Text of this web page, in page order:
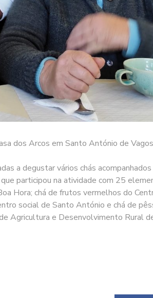
dos Arcos em Santo António de
a degustar vários chás
participou na atividade com 25
Hora; chá de frutos vermelhos do
social de Santo António e chá de
Agricultura e Desenvolvimento Rural